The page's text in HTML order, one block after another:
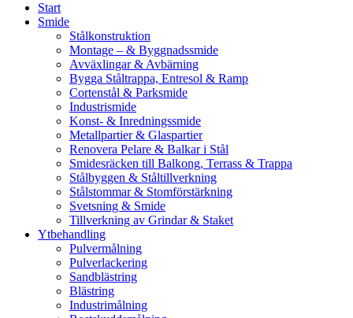
Start
Smide
Stålkonstruktion
Montage – & Byggnadssmide
Avväxlingar & Avbärning
Bygga Ståltrappa, Entresol & Ramp
Cortenstål & Parksmide
Industrismide
Konst- & Inredningssmide
Metallpartier & Glaspartier
Renovera Pelare & Balkar i Stål
Smidesräcken till Balkong, Terrass & Trappa
Stålbyggen & Ståltillverkning
Stålstommar & Stomförstärkning
Svetsning & Smide
Tillverkning av Grindar & Staket
Ytbehandling
Pulvermålning
Pulverlackering
Sandblästring
Blästring
Industrimålning